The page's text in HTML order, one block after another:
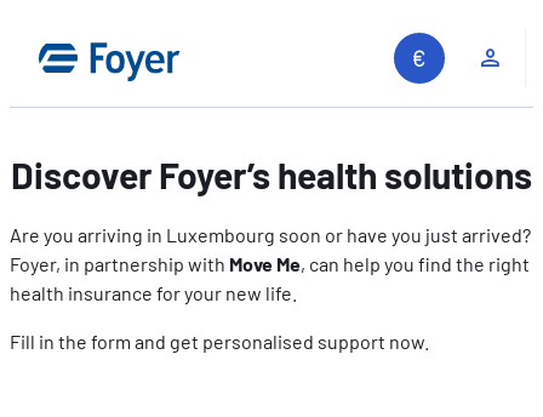
content
Discover Foyer’s health solutions
Are you arriving in Luxembourg soon or have you just arrived?
Foyer, in partnership with Move Me, can help you find the right
health insurance for your new life.
Fill in the form and get personalised support now.